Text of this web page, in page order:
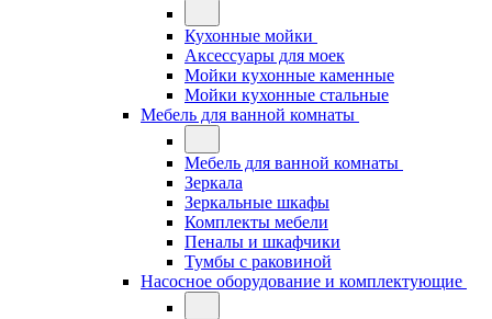
Кухонные мойки
Аксессуары для моек
Мойки кухонные каменные
Мойки кухонные стальные
Мебель для ванной комнаты
Мебель для ванной комнаты
Зеркала
Зеркальные шкафы
Комплекты мебели
Пеналы и шкафчики
Тумбы с раковиной
Насосное оборудование и комплектующие